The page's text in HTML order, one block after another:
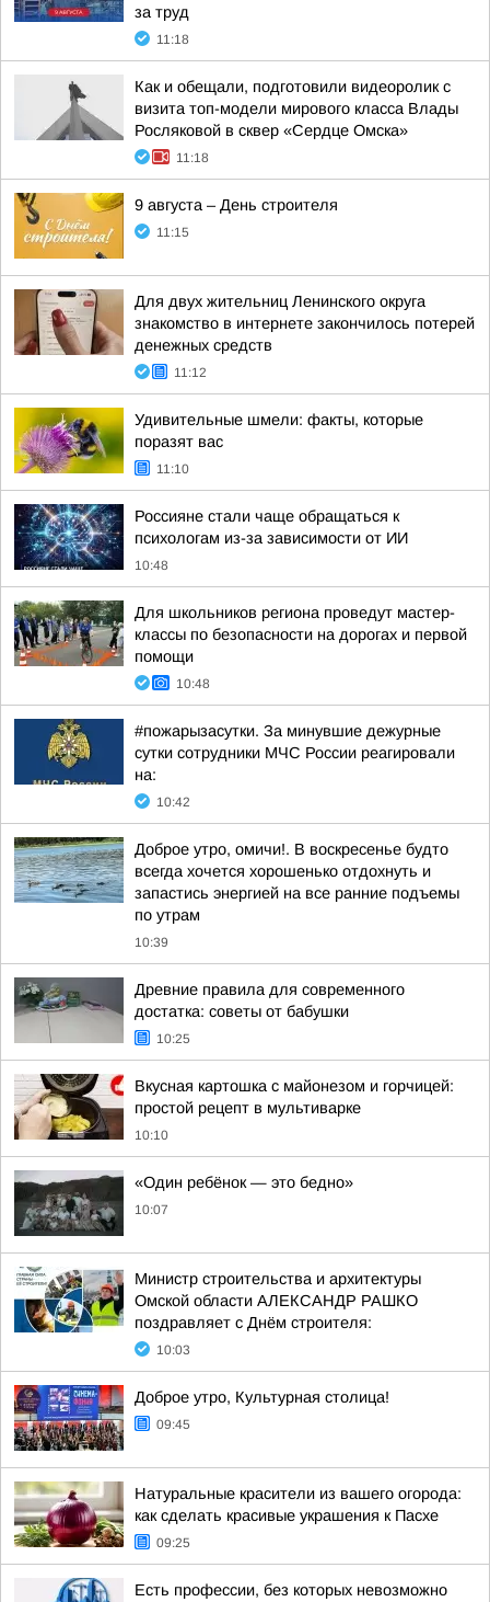
за труд
11:18
Как и обещали, подготовили видеоролик с
визита топ-модели мирового класса Влады
Росляковой в сквер «Сердце Омска»
11:18
9 августа – День строителя
11:15
Для двух жительниц Ленинского округа
знакомство в интернете закончилось потерей
денежных средств
11:12
Удивительные шмели: факты, которые
поразят вас
11:10
Россияне стали чаще обращаться к
психологам из-за зависимости от ИИ
10:48
Для школьников региона проведут мастер-
классы по безопасности на дорогах и первой
помощи
10:48
#пожарызасутки. За минувшие дежурные
сутки сотрудники МЧС России реагировали
на:
10:42
Доброе утро, омичи!. В воскресенье будто
всегда хочется хорошенько отдохнуть и
запастись энергией на все ранние подъемы
по утрам
10:39
Древние правила для современного
достатка: советы от бабушки
10:25
Вкусная картошка с майонезом и горчицей:
простой рецепт в мультиварке
10:10
«Один ребёнок — это бедно»
10:07
Министр строительства и архитектуры
Омской области АЛЕКСАНДР РАШКО
поздравляет с Днём строителя:
10:03
Доброе утро, Культурная столица!
09:45
Натуральные красители из вашего огорода:
как сделать красивые украшения к Пасхе
09:25
Есть профессии, без которых невозможно